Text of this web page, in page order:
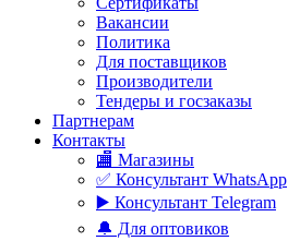
Вакансии
Политика
Для поставщиков
Производители
Тендеры и госзаказы
Партнерам
Контакты
🏬 Магазины
✅️ Консультант WhatsApp
▶️ Консультант Telegram
🔔 Для оптовиков